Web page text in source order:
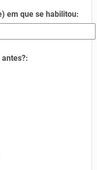
em que se habilitou: